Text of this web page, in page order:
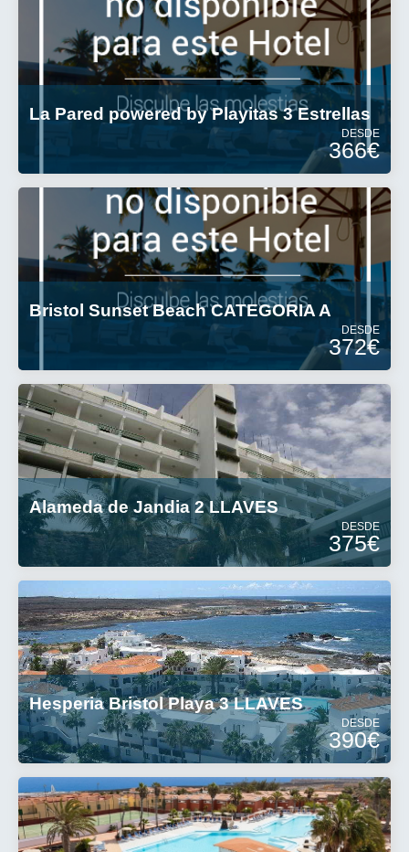
La Pared powered by Playitas 3 Estrellas
DESDE
366€
Bristol Sunset Beach CATEGORIA A
DESDE
372€
Alameda de Jandia 2 LLAVES
DESDE
375€
Hesperia Bristol Playa 3 LLAVES
DESDE
390€